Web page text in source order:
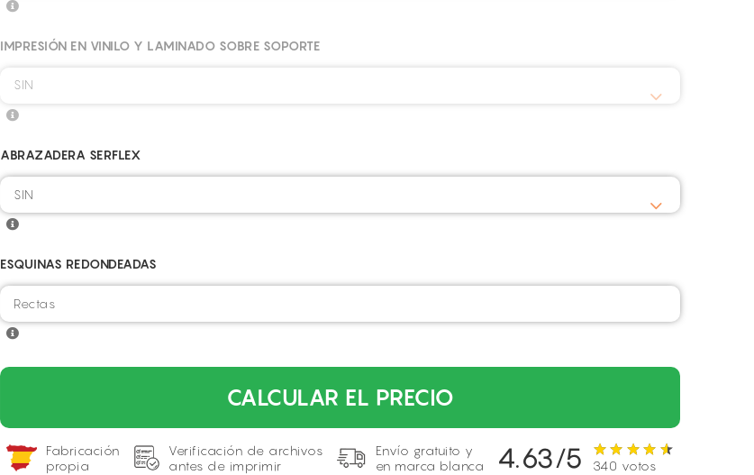
IMPRESIÓN EN VINILO Y LAMINADO SOBRE SOPORTE
SIN
ABRAZADERA SERFLEX
ESQUINAS REDONDEADAS
CALCULAR EL PRECIO
Fabricación
propia
Verificación de archivos
antes de imprimir
Envío gratuito y
en marca blanca
4.63/5 340 votos